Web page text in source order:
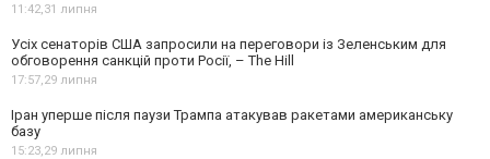
11:42,31 липня
Усіх сенаторів США запросили на переговори із Зеленським для
обговорення санкцій проти Росії, – The Hill
17:57,29 липня
Іран уперше після паузи Трампа атакував ракетами американську
базу
15:23,29 липня